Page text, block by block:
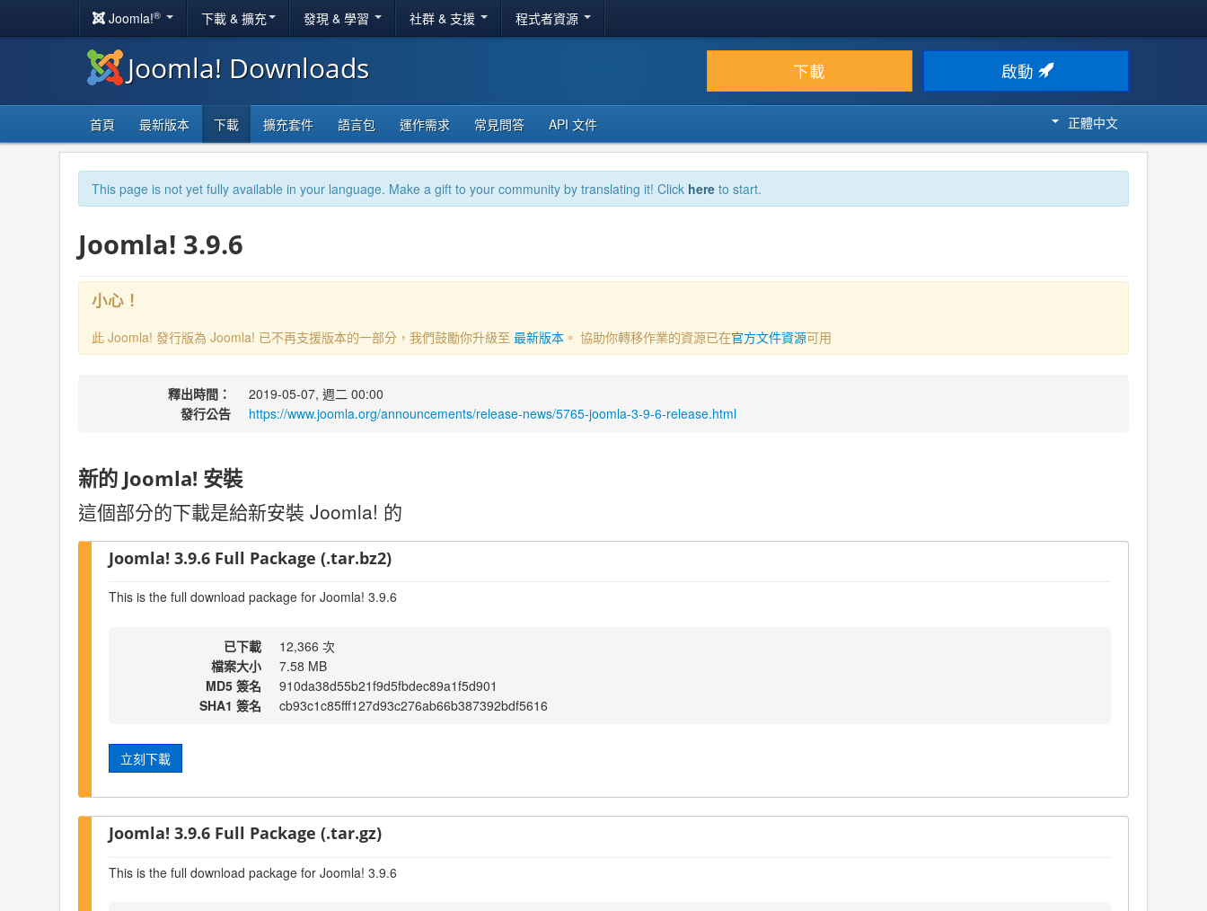
Joomla!® 下載 & 擴充 發現 & 學習 社群 & 支援 程式者資源
Joomla! Downloads 下載 啟動
首頁 最新版本 下載 擴充套件 語言包 運作需求 常見問答 API 文件 正體中文
This page is not yet fully available in your language. Make a gift to your community by translating it! Click here to start.
Joomla! 3.9.6
小心！
此 Joomla! 發行版為 Joomla! 已不再支援版本的一部分，我們鼓勵你升級至 最新版本 。 協助你轉移作業的資源已在官方文件資源可用
釋出時間：
2019-05-07, 週二 00:00
發行公告
https://www.joomla.org/announcements/release-news/5765-joomla-3-9-6-release.html
新的 Joomla! 安裝
這個部分的下載是給新安裝 Joomla! 的
Joomla! 3.9.6 Full Package (.tar.bz2)
This is the full download package for Joomla! 3.9.6
已下載
12,366 次
檔案大小
7.58 MB
MD5 簽名
910da38d55b21f9d5fbdec89a1f5d901
SHA1 簽名
cb93c1c85fff127d93c276ab66b387392bdf5616
立刻下載
Joomla! 3.9.6 Full Package (.tar.gz)
This is the full download package for Joomla! 3.9.6